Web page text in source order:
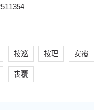
按巡 按理 安覆
丧覆